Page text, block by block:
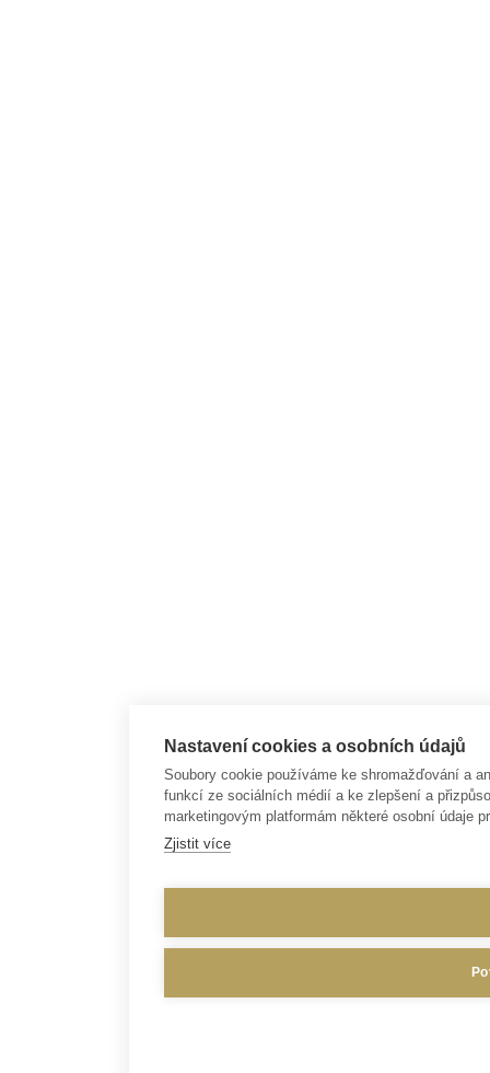
Nastavení cookies a osobních údajů
Soubory cookie používáme ke shromažďování a
funkcí ze sociálních médií a ke zlepšení a
marketingovým platformám některé osobní údaje
Zjistit více